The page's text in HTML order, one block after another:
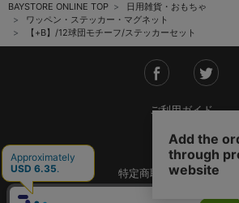
BAYSTORE ONLINE TOP
日用雑貨・おもちゃ
ワッペン・ステッカー・マグネット
【+B】/12球団モチーフ/ステッカーセット
ご利用ガイド
会社概要
特定商取引法に基づく表記